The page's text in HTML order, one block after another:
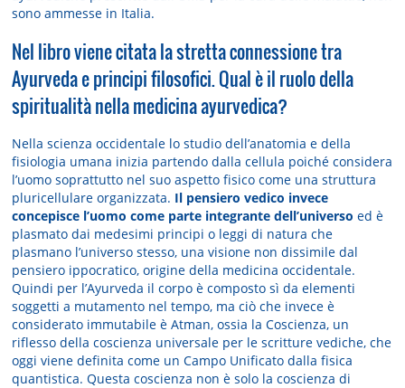
sono ammesse in Italia.
Nel libro viene citata la stretta connessione tra
Ayurveda e principi filosofici. Qual è il ruolo della
spiritualità nella medicina ayurvedica?
Nella scienza occidentale lo studio dell’anatomia e della
fisiologia umana inizia partendo dalla cellula poiché considera
l’uomo soprattutto nel suo aspetto fisico come una struttura
pluricellulare organizzata. Il pensiero vedico invece
concepisce l’uomo come parte integrante dell’universo ed è
plasmato dai medesimi principi o leggi di natura che
plasmano l’universo stesso, una visione non dissimile dal
pensiero ippocratico, origine della medicina occidentale.
Quindi per l’Ayurveda il corpo è composto sì da elementi
soggetti a mutamento nel tempo, ma ciò che invece è
considerato immutabile è Atman, ossia la Coscienza, un
riflesso della coscienza universale per le scritture vediche, che
oggi viene definita come un Campo Unificato dalla fisica
quantistica. Questa coscienza non è solo la coscienza di